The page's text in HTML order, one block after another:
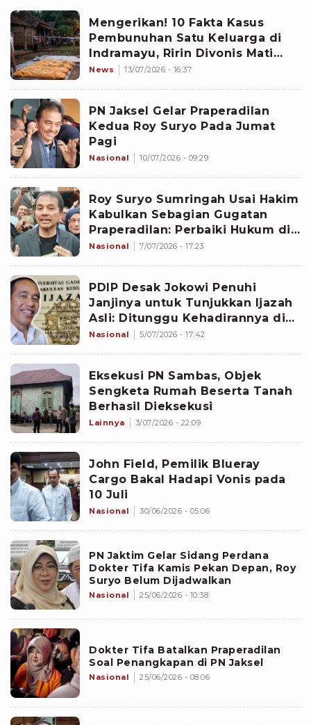
Mengerikan! 10 Fakta Kasus
Pembunuhan Satu Keluarga di
Indramayu, Ririn Divonis Mati
hingga Fakta Mengejutkan di
News 13/07/2026 - 16:37
PN Jaksel Gelar Praperadilan
Kedua Roy Suryo Pada Jumat
Pagi
Nasional 10/07/2026 - 09:29
Roy Suryo Sumringah Usai Hakim
Kabulkan Sebagian Gugatan
Praperadilan: Perbaiki Hukum di
Indonesia
Nasional 7/07/2026 - 17:23
PDIP Desak Jokowi Penuhi
Janjinya untuk Tunjukkan Ijazah
Asli: Ditunggu Kehadirannya di
PN Jakarta Timur
Nasional 5/07/2026 - 17:42
Eksekusi PN Sambas, Objek
Sengketa Rumah Beserta Tanah
Berhasil Dieksekusi
Lainnya 3/07/2026 - 22:09
John Field, Pemilik Blueray
Cargo Bakal Hadapi Vonis pada
10 Juli
Nasional 30/06/2026 - 05:06
PN Jaktim Gelar Sidang Perdana
Dokter Tifa Kamis Pekan Depan, Roy
Suryo Belum Dijadwalkan
Nasional 25/06/2026 - 10:38
Dokter Tifa Batalkan Praperadilan
Soal Penangkapan di PN Jaksel
Nasional 25/06/2026 - 08:06